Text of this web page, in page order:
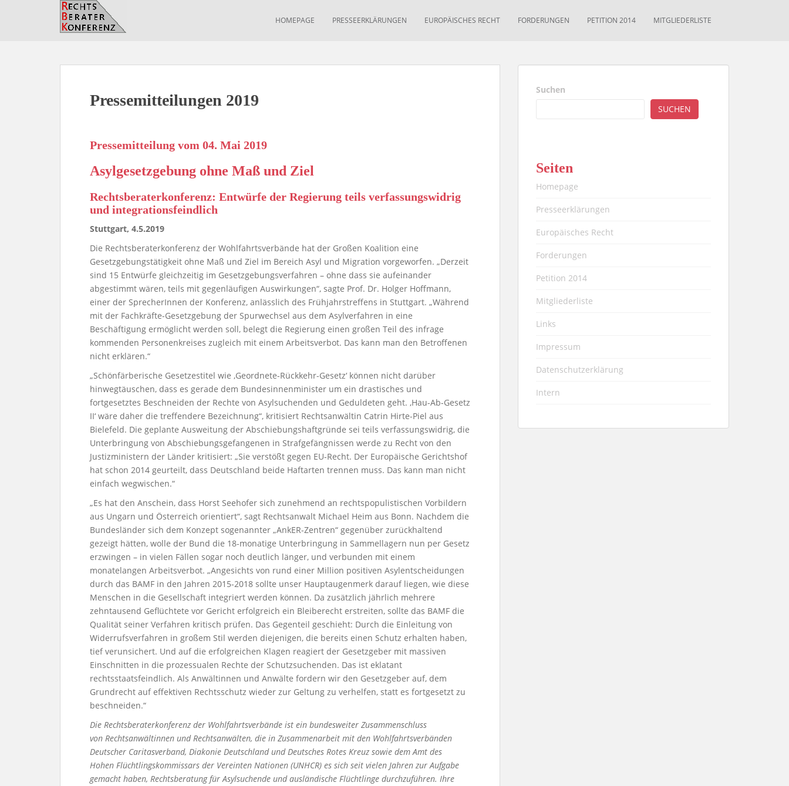
HOMEPAGE PRESSEERKLÄRUNGEN EUROPÄISCHES RECHT FORDERUNGEN PETITION 2014 MITGLIEDERLISTE
Pressemitteilungen 2019
Pressemitteilung vom 04. Mai 2019
Asylgesetzgebung ohne Maß und Ziel
Rechtsberaterkonferenz: Entwürfe der Regierung teils verfassungswidrig
und integrationsfeindlich
Stuttgart, 4.5.2019
Die Rechtsberaterkonferenz der Wohlfahrtsverbände hat der Großen Koalition eine
Gesetzgebungstätigkeit ohne Maß und Ziel im Bereich Asyl und Migration vorgeworfen. „Derzeit
sind 15 Entwürfe gleichzeitig im Gesetzgebungsverfahren – ohne dass sie aufeinander
abgestimmt wären, teils mit gegenläufigen Auswirkungen“, sagte Prof. Dr. Holger Hoffmann,
einer der SprecherInnen der Konferenz, anlässlich des Frühjahrstreffens in Stuttgart. „Während
mit der Fachkräfte-Gesetzgebung der Spurwechsel aus dem Asylverfahren in eine
Beschäftigung ermöglicht werden soll, belegt die Regierung einen großen Teil des infrage
kommenden Personenkreises zugleich mit einem Arbeitsverbot. Das kann man den Betroffenen
nicht erklären.“
„Schönfärberische Gesetzestitel wie ,Geordnete-Rückkehr-Gesetz‘ können nicht darüber
hinwegtäuschen, dass es gerade dem Bundesinnenminister um ein drastisches und
fortgesetztes Beschneiden der Rechte von Asylsuchenden und Geduldeten geht. ,Hau-Ab-Gesetz
II‘ wäre daher die treffendere Bezeichnung“, kritisiert Rechtsanwältin Catrin Hirte-Piel aus
Bielefeld. Die geplante Ausweitung der Abschiebungshaftgründe sei teils verfassungswidrig, die
Unterbringung von Abschiebungsgefangenen in Strafgefängnissen werde zu Recht von den
Justizministern der Länder kritisiert: „Sie verstößt gegen EU-Recht. Der Europäische Gerichtshof
hat schon 2014 geurteilt, dass Deutschland beide Haftarten trennen muss. Das kann man nicht
einfach wegwischen.“
„Es hat den Anschein, dass Horst Seehofer sich zunehmend an rechtspopulistischen Vorbildern
aus Ungarn und Österreich orientiert“, sagt Rechtsanwalt Michael Heim aus Bonn. Nachdem die
Bundesländer sich dem Konzept sogenannter „AnkER-Zentren“ gegenüber zurückhaltend
gezeigt hätten, wolle der Bund die 18-monatige Unterbringung in Sammellagern nun per Gesetz
erzwingen – in vielen Fällen sogar noch deutlich länger, und verbunden mit einem
monatelangen Arbeitsverbot. „Angesichts von rund einer Million positiven Asylentscheidungen
durch das BAMF in den Jahren 2015-2018 sollte unser Hauptaugenmerk darauf liegen, wie diese
Menschen in die Gesellschaft integriert werden können. Da zusätzlich jährlich mehrere
zehntausend Geflüchtete vor Gericht erfolgreich ein Bleiberecht erstreiten, sollte das BAMF die
Qualität seiner Verfahren kritisch prüfen. Das Gegenteil geschieht: Durch die Einleitung von
Widerrufsverfahren in großem Stil werden diejenigen, die bereits einen Schutz erhalten haben,
tief verunsichert. Und auf die erfolgreichen Klagen reagiert der Gesetzgeber mit massiven
Einschnitten in die prozessualen Rechte der Schutzsuchenden. Das ist eklatant
rechtsstaatsfeindlich. Als Anwältinnen und Anwälte fordern wir den Gesetzgeber auf, dem
Grundrecht auf effektiven Rechtsschutz wieder zur Geltung zu verhelfen, statt es fortgesetzt zu
beschneiden.“
Die Rechtsberaterkonferenz der Wohlfahrtsverbände ist ein bundesweiter Zusammenschluss
von Rechtsanwältinnen und Rechtsanwälten, die in Zusammenarbeit mit den Wohlfahrtsverbänden
Deutscher Caritasverband, Diakonie Deutschland und Deutsches Rotes Kreuz sowie dem Amt des
Hohen Flüchtlingskommissars der Vereinten Nationen (UNHCR) es sich seit vielen Jahren zur Aufgabe
gemacht haben, Rechtsberatung für Asylsuchende und ausländische Flüchtlinge durchzuführen. Ihre
Suchen
SUCHEN
Seiten
Homepage
Presseerklärungen
Europäisches Recht
Forderungen
Petition 2014
Mitgliederliste
Links
Impressum
Datenschutzerklärung
Intern